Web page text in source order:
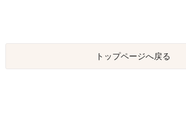
トップページへ戻る